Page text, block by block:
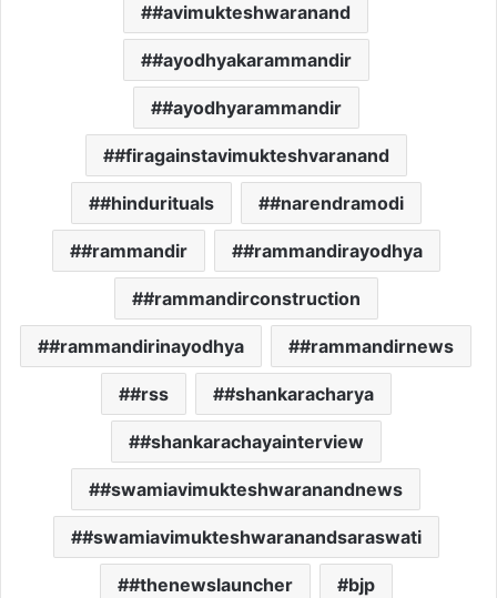
#avimukteshwaranand
#ayodhyakarammandir
#ayodhyarammandir
#firagainstavimukteshvaranand
#hindurituals #narendramodi
#rammandir #rammandirayodhya
#rammandirconstruction
#rammandirinayodhya #rammandirnews
#rss #shankaracharya
#shankarachayainterview
#swamiavimukteshwaranandnews
#swamiavimukteshwaranandsaraswati
#thenewslauncher bjp